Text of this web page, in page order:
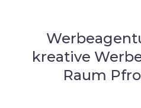
kreative
Raum